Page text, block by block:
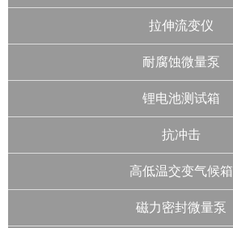
拉伸流变仪
耐腐蚀微量泵
锂电池测试箱
抗冲击
高低温交变气候箱
磁力密封微量泵